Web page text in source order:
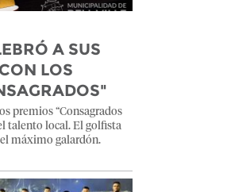
A SUS
LOS
premios “Consagrados
talento local. El golfista
máximo galardón.